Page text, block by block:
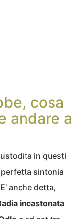
cosa
andare a
in questi
sintonia
anche detta,
incastonata